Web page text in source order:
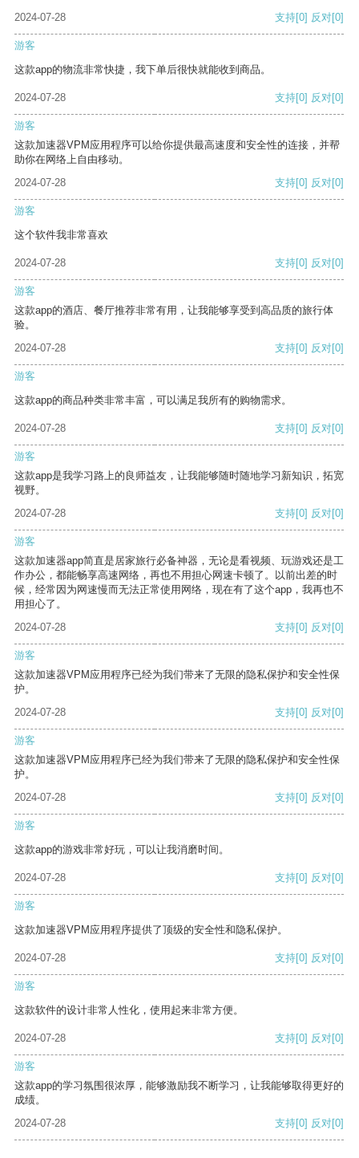
2024-07-28 支持[0] 反对[0]
游客
这款app的物流非常快捷，我下单后很快就能收到商品。
2024-07-28 支持[0] 反对[0]
游客
这款加速器VPM应用程序可以给你提供最高速度和安全性的连接，并帮
助你在网络上自由移动。
2024-07-28
支持[0] 反对[0]
游客
这个软件我非常喜欢
2024-07-28 支持[0] 反对[0]
游客
这款app的酒店、餐厅推荐非常有用，让我能够享受到高品质的旅行体
验。
2024-07-28
支持[0] 反对[0]
游客
这款app的商品种类非常丰富，可以满足我所有的购物需求。
2024-07-28 支持[0] 反对[0]
游客
这款app是我学习路上的良师益友，让我能够随时随地学习新知识，拓宽
视野。
2024-07-28
支持[0] 反对[0]
游客
这款加速器app简直是居家旅行必备神器，无论是看视频、玩游戏还是工
作办公，都能畅享高速网络，再也不用担心网速卡顿了。以前出差的时
候，经常因为网速慢而无法正常使用网络，现在有了这个app，我再也不
用担心了。
2024-07-28
支持[0] 反对[0]
游客
这款加速器VPM应用程序已经为我们带来了无限的隐私保护和安全性保
护。
2024-07-28
支持[0] 反对[0]
游客
这款加速器VPM应用程序已经为我们带来了无限的隐私保护和安全性保
护。
2024-07-28
支持[0] 反对[0]
游客
这款app的游戏非常好玩，可以让我消磨时间。
2024-07-28 支持[0] 反对[0]
游客
这款加速器VPM应用程序提供了顶级的安全性和隐私保护。
2024-07-28 支持[0] 反对[0]
游客
这款软件的设计非常人性化，使用起来非常方便。
2024-07-28 支持[0] 反对[0]
游客
这款app的学习氛围很浓厚，能够激励我不断学习，让我能够取得更好的
成绩。
2024-07-28
支持[0] 反对[0]